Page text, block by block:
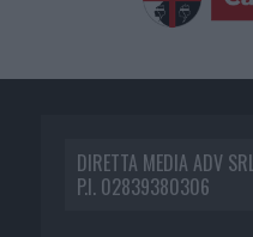
DIRETTA MEDIA ADV SRL
P.I. 02839380306